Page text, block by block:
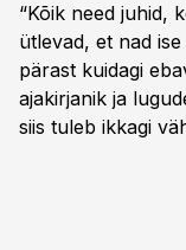
“Kõik need juhid,
ütlevad, et nad
pärast kuidagi
ajakirjanik ja
siis tuleb ikkagi